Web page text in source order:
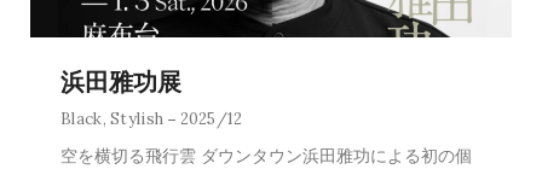
浜田雅功展
Black,Stylish 2025/12
空を横切る飛行雲 ダウンタウン浜田雅功による初の個